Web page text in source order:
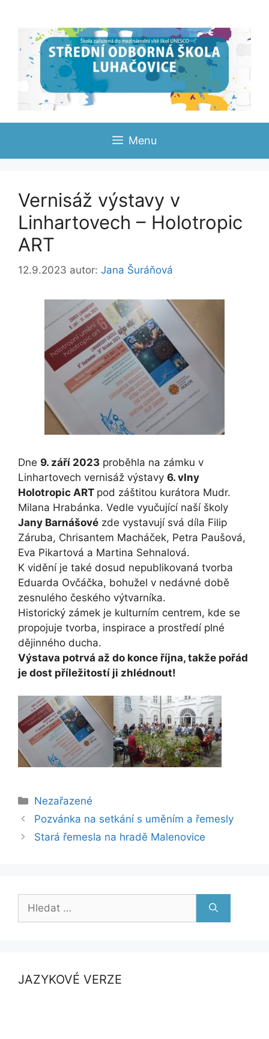
Menu
Vernisáž výstavy v
Linhartovech – Holotropic
ART
12.9.2023 autor: Jana Šuráňová
Dne 9. září 2023 proběhla na zámku v
Linhartovech vernisáž výstavy 6. vlny
Holotropic ART pod záštitou kurátora Mudr.
Milana Hrabánka. Vedle vyučující naší školy
Jany Barnášové zde vystavují svá díla Filip
Záruba, Chrisantem Macháček, Petra Paušová,
Eva Pikartová a Martina Sehnalová.
K vidění je také dosud nepublikovaná tvorba
Eduarda Ovčáčka, bohužel v nedávné době
zesnulého českého výtvarníka.
Historický zámek je kulturním centrem, kde se
propojuje tvorba, inspirace a prostředí plné
dějinného ducha.
Výstava potrvá až do konce října, takže pořád
je dost příležitostí ji zhlédnout!
Rubriky
Nezařazené
Pozvánka na setkání s uměním a řemesly
Stará řemesla na hradě Malenovice
JAZYKOVÉ VERZE